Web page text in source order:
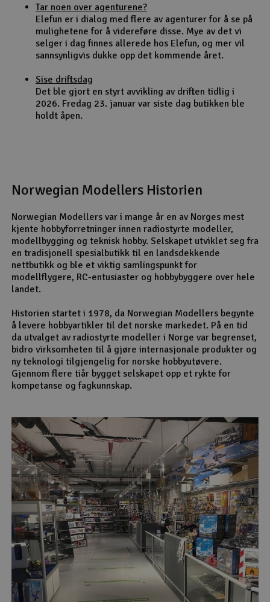
Gavekort
Tar noen over agenturene?
Elefun er i dialog med flere av agenturer for å se på
mulighetene for å videreføre disse. Mye av det vi
selger i dag finnes allerede hos Elefun, og mer vil
sannsynligvis dukke opp det kommende året.
Sise driftsdag
Det ble gjort en styrt avvikling av driften tidlig i
2026. Fredag 23. januar var siste dag butikken ble
holdt åpen.
Norwegian Modellers Historien
Norwegian Modellers var i mange år en av Norges mest
kjente hobbyforretninger innen radiostyrte modeller,
modellbygging og teknisk hobby. Selskapet utviklet seg fra
en tradisjonell spesialbutikk til en landsdekkende
nettbutikk og ble et viktig samlingspunkt for
modellflygere, RC-entusiaster og hobbybyggere over hele
landet.
Historien startet i 1978, da Norwegian Modellers begynte
å levere hobbyartikler til det norske markedet. På en tid
da utvalget av radiostyrte modeller i Norge var begrenset,
bidro virksomheten til å gjøre internasjonale produkter og
ny teknologi tilgjengelig for norske hobbyutøvere.
Gjennom flere tiår bygget selskapet opp et rykte for
kompetanse og fagkunnskap.